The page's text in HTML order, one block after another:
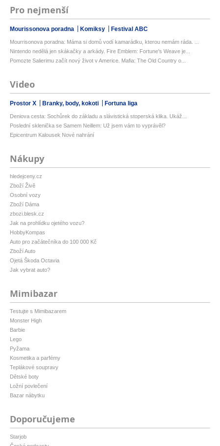
Pro nejmenší
Mourissonova poradna Komiksy Festival ABC
Mourrisonova poradna: Máma si domů vodí kamarádku, kterou nemám ráda. ...
Nintendo nedělá jen skákačky a arkády. Fire Emblem: Fortune's Weave je...
Pomozte Salierimu začít nový život v Americe. Mafia: The Old Country o...
Video
Prostor X Branky, body, kokoti Fortuna liga
Deniova cesta: Sochůrek do základu a slávistická stoperská klika. Ukáž...
Poslední sklenička se Samem Neillem: Už jsem vám to vyprávěl?
Epicentrum Kalousek Nové nahrání
Nákupy
hledejceny.cz
Zboží Živě
Osobní vozy
Zboží Dáma
zbozi.blesk.cz
Jak na prohlídku ojetého vozu?
HobbyKompas
Auto pro začátečníka do 100 000 Kč
Zboží Auto
Ojetá Škoda Octavia
Jak vybrat auto?
Mimibazar
Testujte s Mimibazarem
Monster High
Barbie
Lego
Pyžama
Kosmetika a parfémy
Teplákové soupravy
Dětské boty
Ložní povlečení
Bazar nábytku
Doporučujeme
Starjob